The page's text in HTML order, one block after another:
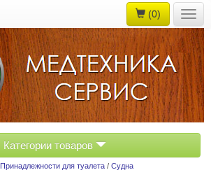
(0)
Категории товаров
Принадлежности для туалета / Судна